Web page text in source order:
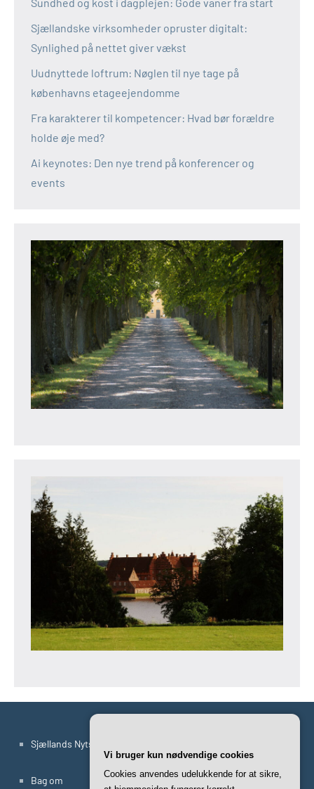
Sjællandske virksomheder opruster digitalt:
Synlighed på nettet giver vækst
Uudnyttede loftrum: Nøglen til nye tage på
københavns etageejendomme
Fra karakterer til kompetencer: Hvad bør forældre
holde øje med?
Ai keynotes: Den nye trend på konferencer og
events
Sjællands Nyts Artikler
Bag om
Vi bruger kun nødvendige cookies
Cookies anvendes udelukkende for at sikre,